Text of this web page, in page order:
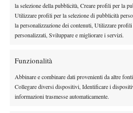
la selezione della pubblicità, Creare profili per la
Utilizzare profili per la selezione di pubblicità
la personalizzazione dei contenuti, Utilizzare
personalizzati, Sviluppare e migliorare i servizi.
Funzionalità
Abbinare e combinare dati provenienti da altre
Collegare diversi dispositivi, Identificare i
informazioni trasmesse automaticamente.
questa volta sorride alla testa di serie
va al quinto. La musica non cambia e
di conseguenza è ilmatch tie-breaka
Djokovic e semifinale contro Sinner
Come l’ho vinta?Con la racchetta, un
gestione dei nervi”racconta a caldo
fine partita. “Al quinto set la partita